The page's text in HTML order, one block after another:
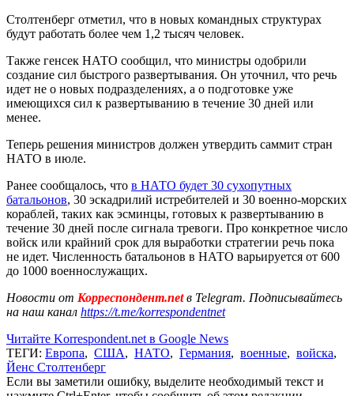
Столтенберг отметил, что в новых командных структурах
будут работать более чем 1,2 тысяч человек.
Также генсек НАТО сообщил, что министры одобрили
создание сил быстрого развертывания. Он уточнил, что речь
идет не о новых подразделениях, а о подготовке уже
имеющихся сил к развертыванию в течение 30 дней или
менее.
Теперь решения министров должен утвердить саммит стран
НАТО в июле.
Ранее сообщалось, что в НАТО будет 30 сухопутных
батальонов, 30 эскадрилий истребителей и 30 военно-морских
кораблей, таких как эсминцы, готовых к развертыванию в
течение 30 дней после сигнала тревоги. Про конкретное число
войск или крайний срок для выработки стратегии речь пока
не идет. Численность батальонов в НАТО варьируется от 600
до 1000 военнослужащих.
Новости от Корреспондент.netв Telegram. Подписывайтесь
на наш канал https://t.me/korrespondentnet
Читайте Korrespondent.net в Google News
ТЕГИ: Европа, США, НАТО, Германия, военные, войска,
Йенс Столтенберг
Если вы заметили ошибку, выделите необходимый текст и